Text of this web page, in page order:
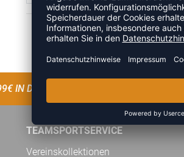
IN DE
TEAMSPORTSERVICE
Vereinskollektionen